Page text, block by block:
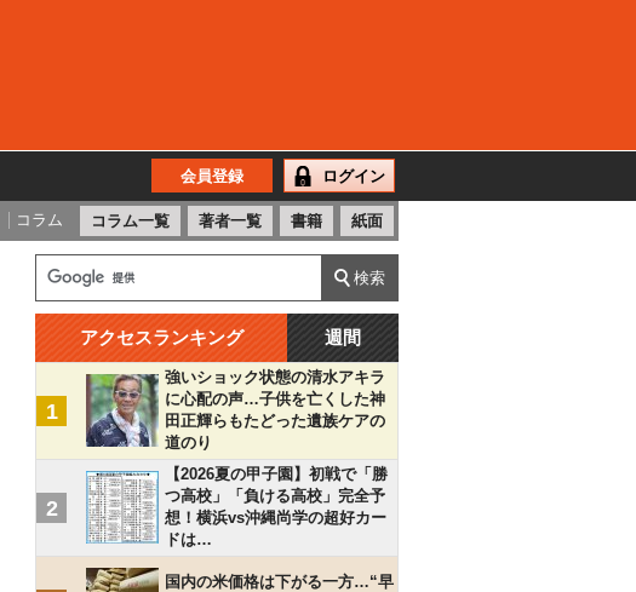
会員登録 ログイン
コラム コラム一覧 著者一覧 書籍 紙面
アクセスランキング 週間
1
強いショック状態の清水アキラ
に心配の声…子供を亡くした神
田正輝らもたどった遺族ケアの
道のり
2
【2026夏の甲子園】初戦で「勝
つ高校」「負ける高校」完全予
想！横浜vs沖縄尚学の超好カー
ドは…
国内の米価格は下がる一方…“早